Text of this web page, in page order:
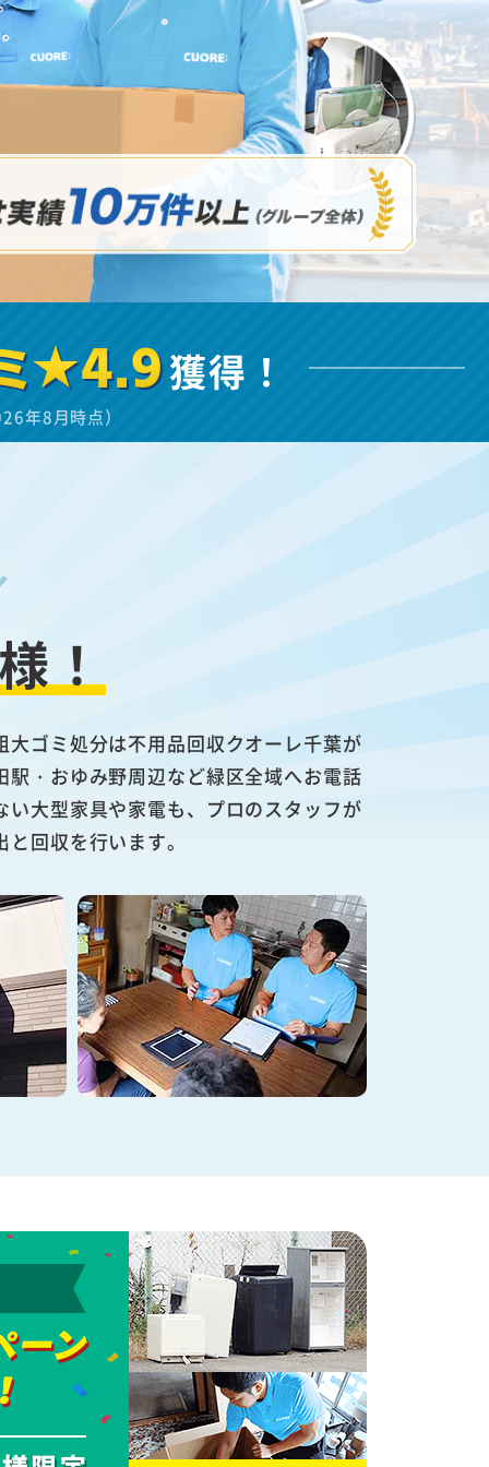
★4.9獲得！
年8月時点）
！
大ゴミ処分は不用品回収クオーレ千葉が
駅・おゆみ野周辺など緑区全域へお電話
い大型家具や家電も、プロのスタッフが
回収を行います。